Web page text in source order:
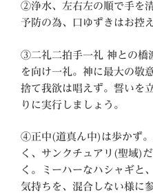
②浄水、左右左の順で手を
予防の為、口ゆずきはお控
③二礼二拍手一礼 神との橋
を向け一礼。神に最大の敬
捨て我欲は唱えず。誓いを
りに実行しましょう。
④正中(道真ん中)は歩かず
く、サンクチュアリ(聖域)
く。ミーハーなハシャギと
気持ちを、混合しない様に